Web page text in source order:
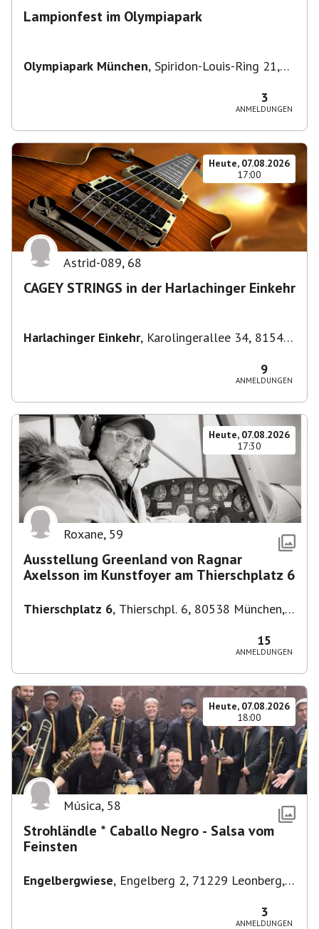
Lampionfest im Olympiapark
Olympiapark München, Spiridon-Louis-Ring 21,
3
ANMELDUNGEN
Heute, 07.08.2026
17:00
Astrid-089, 68
CAGEY STRINGS in der Harlachinger Einkehr
Harlachinger Einkehr, Karolingerallee 34, 81545
9
ANMELDUNGEN
Heute, 07.08.2026
17:30
Roxane, 59
Ausstellung Greenland von Ragnar
Axelsson im Kunstfoyer am Thierschplatz 6
Thierschplatz 6, Thierschpl. 6, 80538 München,
15
ANMELDUNGEN
Heute, 07.08.2026
18:00
Música, 58
Strohländle * Caballo Negro - Salsa vom
Feinsten
Engelbergwiese, Engelberg 2, 71229 Leonberg,
3
ANMELDUNGEN